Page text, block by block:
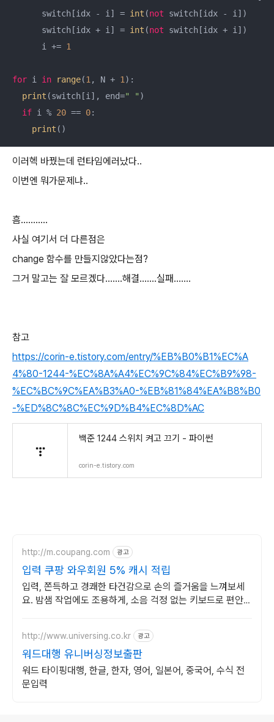
      switch[idx - i] =
int (not switch[idx - i])
      switch[idx + i] =
int (not switch[idx + i])
      i +=
1
for i in range(1 , N + 1 ):
print (switch[i], end=" " )
if i % 20 == 0:
print ()
이러헥 바꿨는데 런타임에러났다..
이번엔 뭐가문제냐..
흠...........
사실 여기서 더 다른점은
change 함수를 만들지않았다는점?
그거 말고는 잘 모르겠다.......해결.......실패.......
참고
https://corin-e.tistory.com/entry/%EB%B0%B1%EC%A
4%80-1244-%EC%8A%A4%EC%9C%84%EC%B9%98-
%EC%BC%9C%EA%B3%A0-%EB%81%84%EA%B8%B0
-%ED%8C%8C%EC%9D%B4%EC%8D%AC
백준 1244 스위치 켜고 끄기 - 파이썬
corin-e.tistory.com
http://m.coupang.com 광고
입력 쿠팡 와우회원 5% 캐시 적립
입력, 쫀득하고 경쾌한 타건감으로 손의 즐거움을 느껴보세
요. 밤샘 작업에도 조용하게, 소음 걱정 없는 키보드로 편안하
http://www.universing.co.kr 광고
워드대행 유니버싱정보출판
워드 타이핑대행, 한글, 한자, 영어, 일본어, 중국어, 수식 전
문입력